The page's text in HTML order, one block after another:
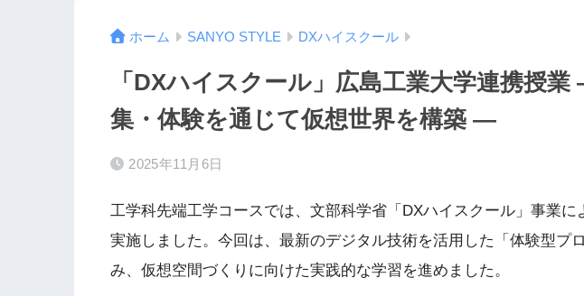
ホーム SANYO STYLE DXハイスクール
「DXハイスクール」広島工業大学連携授
集・体験を通じて仮想世界を構築 ―
2025年11月6日
工学科先端工学コースでは、文部科学省「DXハイスクール」事業に
実施しました。今回は、最新のデジタル技術を活用した「体験型プ
み、仮想空間づくりに向けた実践的な学習を進めました。